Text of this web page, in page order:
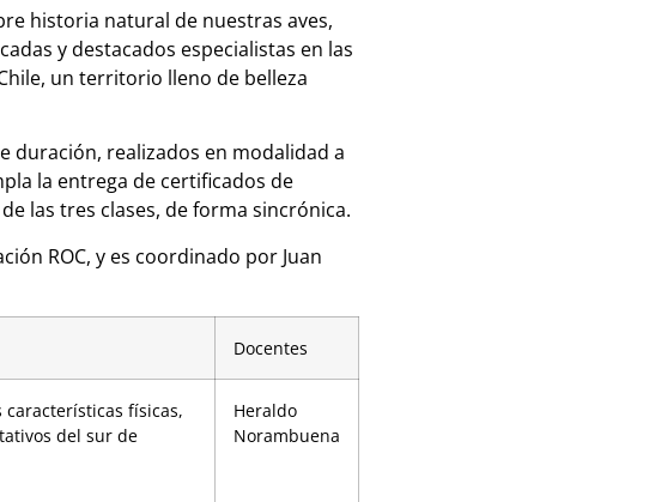
historia natural de nuestras aves,
y destacados especialistas en las
un territorio lleno de belleza
duración, realizados en modalidad a
la entrega de certificados de
las tres clases, de forma sincrónica.
ROC, y es coordinado por Juan
Docentes
físicas,
del sur de
Heraldo
Norambuena